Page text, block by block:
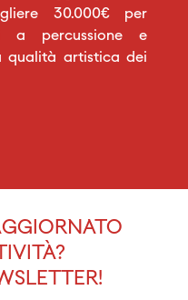
30.000€ per
a percussione e
qualità artistica dei